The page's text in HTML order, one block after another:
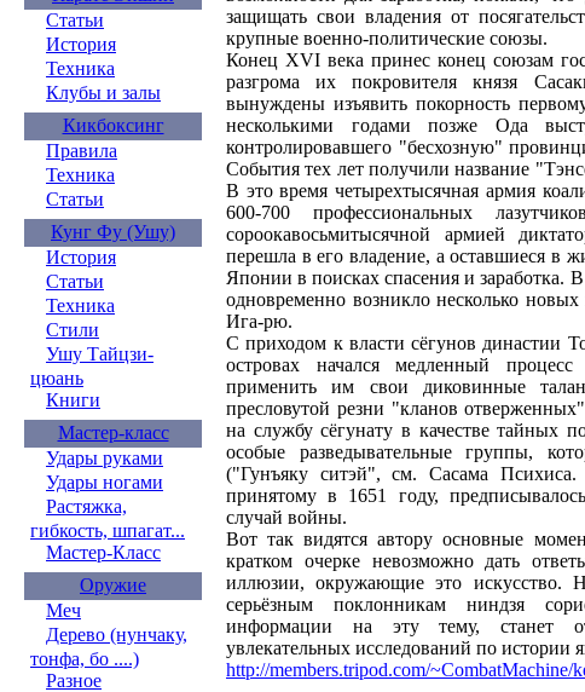
Статьи
История
Техника
Клубы и залы
Кикбоксинг
Правила
Техника
Статьи
Кунг Фу (Ушу)
История
Статьи
Техника
Стили
Ушу Тайцзи-
цюань
Книги
Мастер-класс
Удары руками
Удары ногами
Растяжка,
гибкость, шпагат...
Мастер-Класс
Оружие
Меч
Дерево (нунчаку,
тонфа, бо ....)
Разное
защищать свои владения от
крупные военно-политические союзы.
Конец XVI века принес конец союзам
разгрома их покровителя князя
вынуждены изъявить покорность
несколькими годами позже Ода
контролировавшего "бесхозную"
События тех лет получили название
В это время четырехтысячная армия
600-700 профессиональных
сороокавосьмитысячной армией
перешла в его владение, а оставшиеся в
Японии в поисках спасения и заработка.
одновременно возникло несколько
Ига-рю.
С приходом к власти сёгунов династии
островах начался медленный
применить им свои диковинные
пресловутой резни "кланов
на службу сёгунату в качестве тайных
особые разведывательные группы,
("Гунъяку ситэй", см. Сасама
принятому в 1651 году,
случай войны.
Вот так видятся автору основные
кратком очерке невозможно дать
иллюзии, окружающие это искусство.
серьёзным поклонникам ниндзя
информации на эту тему, станет
увлекательных исследований по истории
http://members.tripod.com/~CombatMachine/